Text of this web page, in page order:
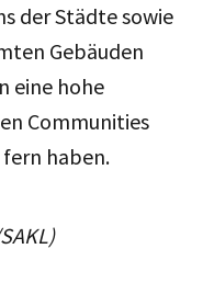
der Städte sowie
Gebäuden
eine hohe
Communities
haben.